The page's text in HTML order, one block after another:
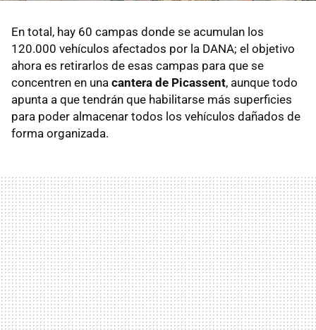
En total, hay 60 campas donde se acumulan los
120.000 vehículos afectados por la DANA; el objetivo
ahora es retirarlos de esas campas para que se
concentren en una cantera de Picassent, aunque todo
apunta a que tendrán que habilitarse más superficies
para poder almacenar todos los vehículos dañados de
forma organizada.